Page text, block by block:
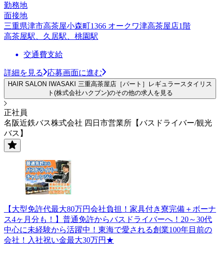
勤務地
面接地
三重県津市高茶屋小森町1366 オークワ津高茶屋店1階
高茶屋駅、久居駅、桃園駅
交通費支給
詳細を見る 応募画面に進む
HAIR SALON IWASAKI 三重高茶屋店［パート］レギュラースタイリス
ト(株式会社ハクブン)のその他の求人を見る
正社員
名阪近鉄バス株式会社 四日市営業所【バスドライバー/観光
バス】
【大型免許代最大80万円会社負担！家具付き寮完備＋ボーナ
ス4ヶ月分も！】普通免許からバスドライバーへ！20～30代
中心に未経験から活躍中！東海で愛される創業100年目前の
会社！入社祝い金最大30万円★